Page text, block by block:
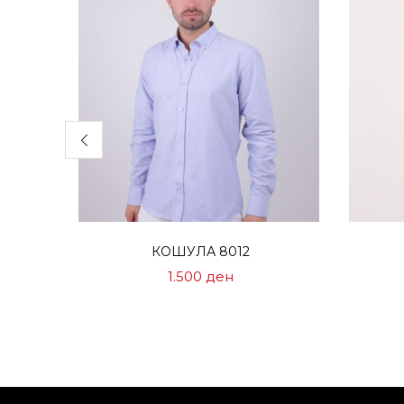
КОШУЛА 8012
1.500 ден